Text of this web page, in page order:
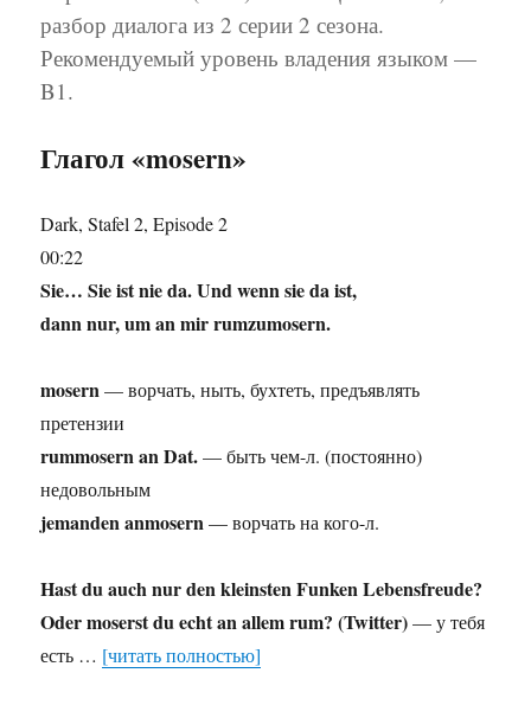
в
бункере
разбор диалога из 2 серии 2 сезона.
Рекомендуемый уровень владения языком —
B1.
Глагол «mosern»
Dark, Stafel 2, Episode 2
00:22
Sie… Sie ist nie da. Und wenn sie da ist,
dann nur, um an mir rumzumosern.
mosern— ворчать, ныть, бухтеть, предъявлять
претензии
rummosern an Dat.— быть чем-л. (постоянно)
недовольным
jemanden anmosern— ворчать на кого-л.
Hast du auch nur den kleinsten Funken Lebensfreude?
Oder moserst du echt an allem rum? (Twitter)— у тебя
есть … [читать полностью]